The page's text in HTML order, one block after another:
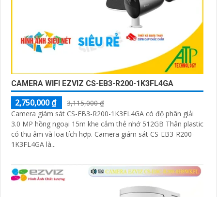
CAMERA WIFI EZVIZ CS-EB3-R200-1K3FL4GA
2,750,000 ₫
3,115,000 ₫
Camera giám sát CS-EB3-R200-1K3FL4GA có độ phân giải
3.0 MP hồng ngoại 15m khe cắm thẻ nhớ 512GB Thân plastic
có thu âm và loa tích hợp. Camera giám sát CS-EB3-R200-
1K3FL4GA là...